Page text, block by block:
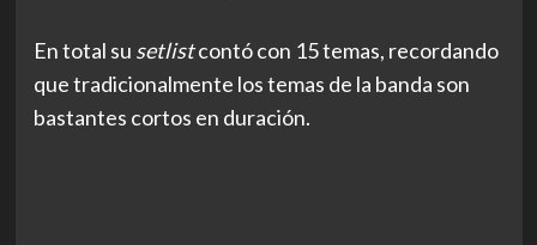
En total su setlistcontó con 15 temas, recordando
que tradicionalmente los temas de la banda son
bastantes cortos en duración.